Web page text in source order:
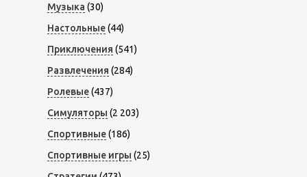
Музыка (30)
Настольные(44)
Приключения (541)
Развлечения (284)
Ролевые(437)
Симуляторы (2 203)
Спортивные(186)
Спортивные игры (25)